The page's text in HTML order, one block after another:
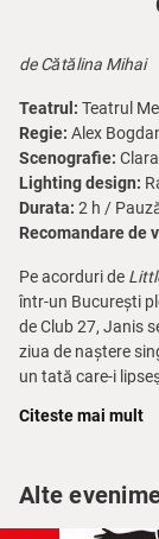
de Cătălina Mihai
Teatrul: Teatrul
Regie: Alex
Scenografie:
Lighting design:
Durata: 2 h /
Recomandare de
Pe acorduri de
într-un București
de Club 27, Janis
ziua de naștere
un tată care-i
Totul se schimbă
provincie de la
Citeste mai mult
Alte